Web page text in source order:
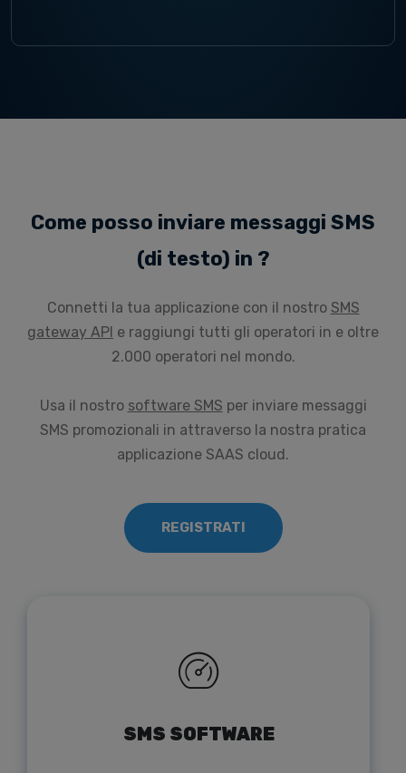
Come posso inviare messaggi SMS
(di testo) in ?
Connetti la tua applicazione con il nostro SMS
gateway API e raggiungi tutti gli operatori in e oltre
2.000 operatori nel mondo.
Usa il nostro software SMS per inviare messaggi
SMS promozionali in attraverso la nostra pratica
applicazione SAAS cloud.
REGISTRATI
SMS SOFTWARE